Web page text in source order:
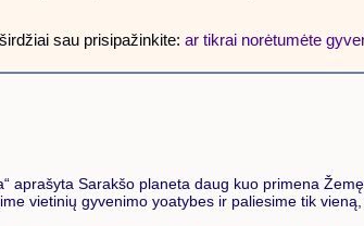
sau prisipažinkite: ar tikrai norėtumėte
aprašyta Sarakšo planeta daug kuo primena
vietinių gyvenimo yoatybes ir paliesime tik